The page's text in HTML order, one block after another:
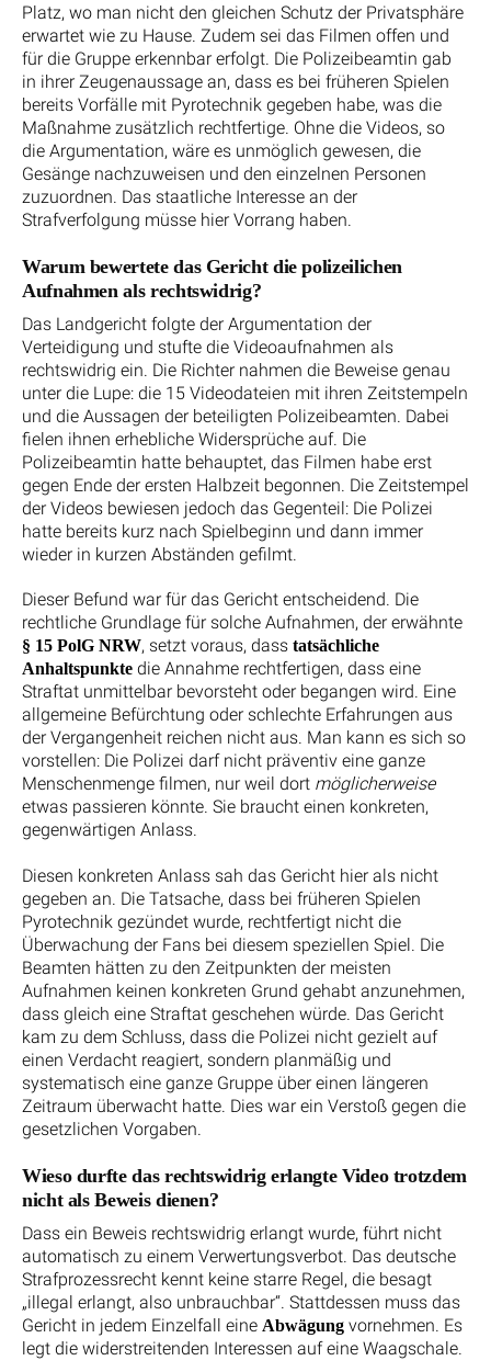
Platz, wo man nicht den gleichen Schutz der Privatsphäre
erwartet wie zu Hause. Zudem sei das Filmen offen und
für die Gruppe erkennbar erfolgt. Die Polizeibeamtin gab
in ihrer Zeugenaussage an, dass es bei früheren Spielen
bereits Vorfälle mit Pyrotechnik gegeben habe, was die
Maßnahme zusätzlich rechtfertige. Ohne die Videos, so
die Argumentation, wäre es unmöglich gewesen, die
Gesänge nachzuweisen und den einzelnen Personen
zuzuordnen. Das staatliche Interesse an der
Strafverfolgung müsse hier Vorrang haben.
Warum bewertete das Gericht die polizeilichen
Aufnahmen als rechtswidrig?
Das Landgericht folgte der Argumentation der
Verteidigung und stufte die Videoaufnahmen als
rechtswidrig ein. Die Richter nahmen die Beweise genau
unter die Lupe: die 15 Videodateien mit ihren Zeitstempeln
und die Aussagen der beteiligten Polizeibeamten. Dabei
fielen ihnen erhebliche Widersprüche auf. Die
Polizeibeamtin hatte behauptet, das Filmen habe erst
gegen Ende der ersten Halbzeit begonnen. Die Zeitstempel
der Videos bewiesen jedoch das Gegenteil: Die Polizei
hatte bereits kurz nach Spielbeginn und dann immer
wieder in kurzen Abständen gefilmt.
Dieser Befund war für das Gericht entscheidend. Die
rechtliche Grundlage für solche Aufnahmen, der erwähnte
§ 15 PolG NRW, setzt voraus, dass tatsächliche
Anhaltspunkte die Annahme rechtfertigen, dass eine
Straftat unmittelbar bevorsteht oder begangen wird. Eine
allgemeine Befürchtung oder schlechte Erfahrungen aus
der Vergangenheit reichen nicht aus. Man kann es sich so
vorstellen: Die Polizei darf nicht präventiv eine ganze
Menschenmenge filmen, nur weil dort möglicherweise
etwas passieren könnte. Sie braucht einen konkreten,
gegenwärtigen Anlass.
Diesen konkreten Anlass sah das Gericht hier als nicht
gegeben an. Die Tatsache, dass bei früheren Spielen
Pyrotechnik gezündet wurde, rechtfertigt nicht die
Überwachung der Fans bei diesem speziellen Spiel. Die
Beamten hätten zu den Zeitpunkten der meisten
Aufnahmen keinen konkreten Grund gehabt anzunehmen,
dass gleich eine Straftat geschehen würde. Das Gericht
kam zu dem Schluss, dass die Polizei nicht gezielt auf
einen Verdacht reagiert, sondern planmäßig und
systematisch eine ganze Gruppe über einen längeren
Zeitraum überwacht hatte. Dies war ein Verstoß gegen die
gesetzlichen Vorgaben.
Wieso durfte das rechtswidrig erlangte Video trotzdem
nicht als Beweis dienen?
Dass ein Beweis rechtswidrig erlangt wurde, führt nicht
automatisch zu einem Verwertungsverbot. Das deutsche
Strafprozessrecht kennt keine starre Regel, die besagt
„illegal erlangt, also unbrauchbar“. Stattdessen muss das
Gericht in jedem Einzelfall eine Abwägung vornehmen. Es
legt die widerstreitenden Interessen auf eine Waagschale.